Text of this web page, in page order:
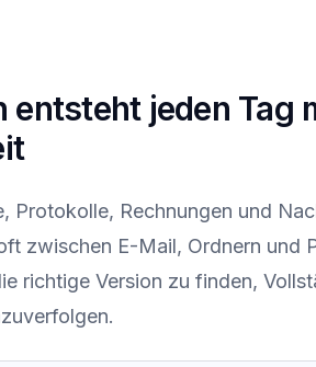
entsteht jeden Tag
Protokolle, Rechnungen und
zwischen E-Mail, Ordnern und
richtige Version zu finden,